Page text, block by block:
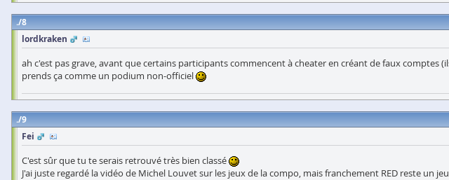
8
lordkraken
ah c'est pas grave, avant que certains participants commencent à cheater en créant de faux
prends ça comme un podium non-officiel
9
Fei
C'est sûr que tu te serais retrouvé très bien classé
J'ai juste regardé la vidéo de Michel Louvet sur les jeux de la compo, mais franchement RED reste